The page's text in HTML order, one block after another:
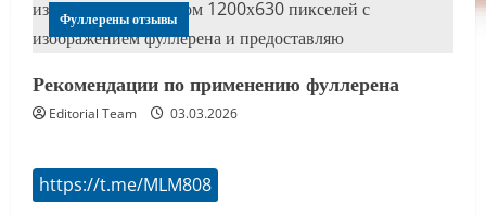
Фуллерены отзывы
Рекомендации по применению фуллерена
Editorial Team 03.03.2026
https://t.me/MLM808